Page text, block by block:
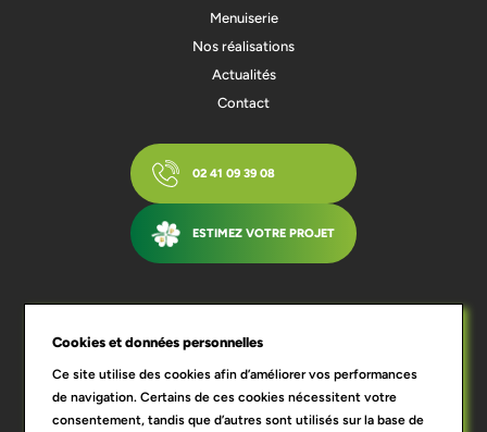
Menuiserie
Nos réalisations
Actualités
Contact
02 41 09 39 08
ESTIMEZ VOTRE PROJET
Cookies et données personnelles
Ce site utilise des cookies afin d’améliorer vos performances
de navigation. Certains de ces cookies nécessitent votre
consentement, tandis que d’autres sont utilisés sur la base de